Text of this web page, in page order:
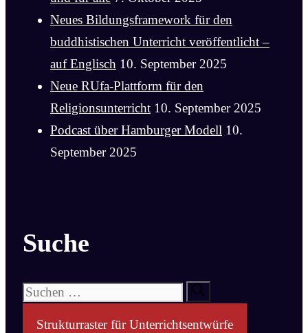
Neues Bildungsframework für den
buddhistischen Unterricht veröffentlicht –
auf Englisch 10. September 2025
Neue RUfa-Plattform für den
Religionsunterricht 10. September 2025
Podcast über Hamburger Modell 10.
September 2025
Suche
Suchen
Strukturraster für Unterrichtsentwürfe